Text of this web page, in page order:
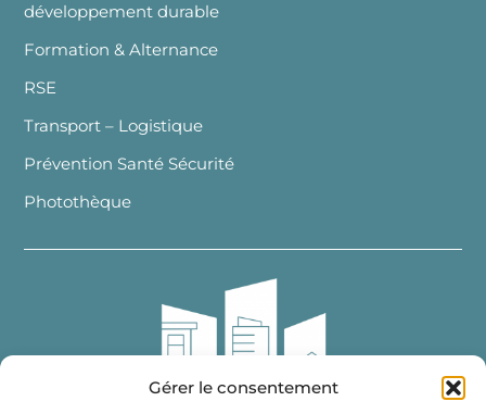
Gérer le consentement
développement durable
Formation & Alternance
RSE
Transport – Logistique
Prévention Santé Sécurité
Photothèque